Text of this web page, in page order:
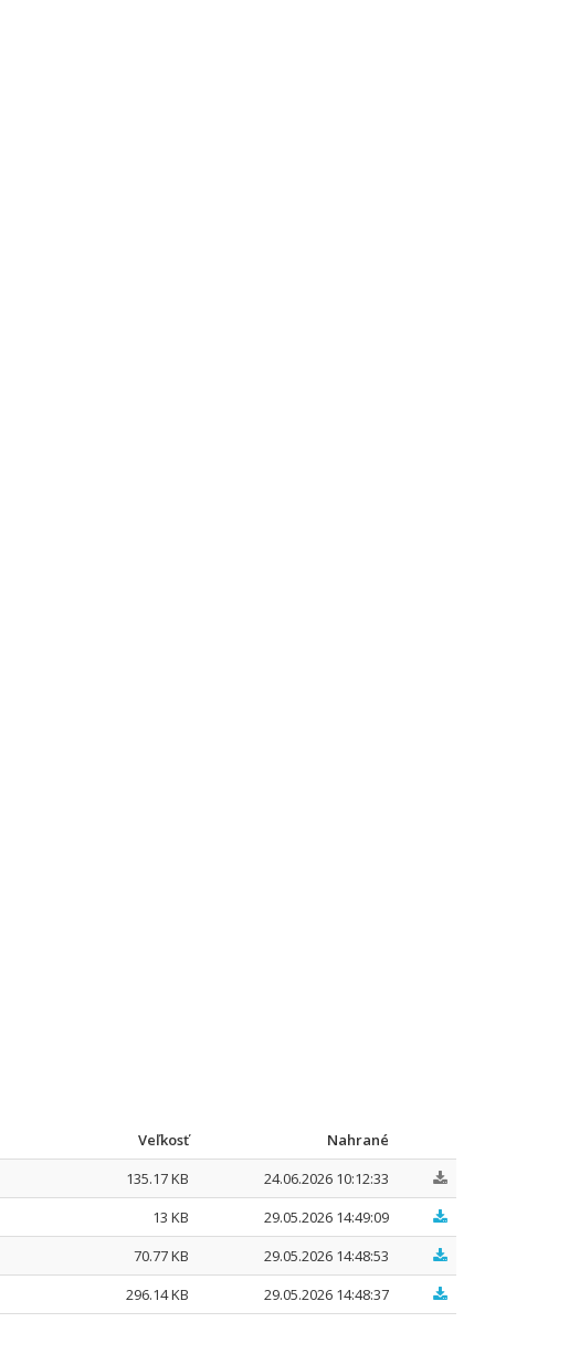
Veľkosť
Nahrané
135.17 KB
24.06.2026 10:12:33
13 KB
29.05.2026 14:49:09
70.77 KB
29.05.2026 14:48:53
296.14 KB 29.05.2026 14:48:37